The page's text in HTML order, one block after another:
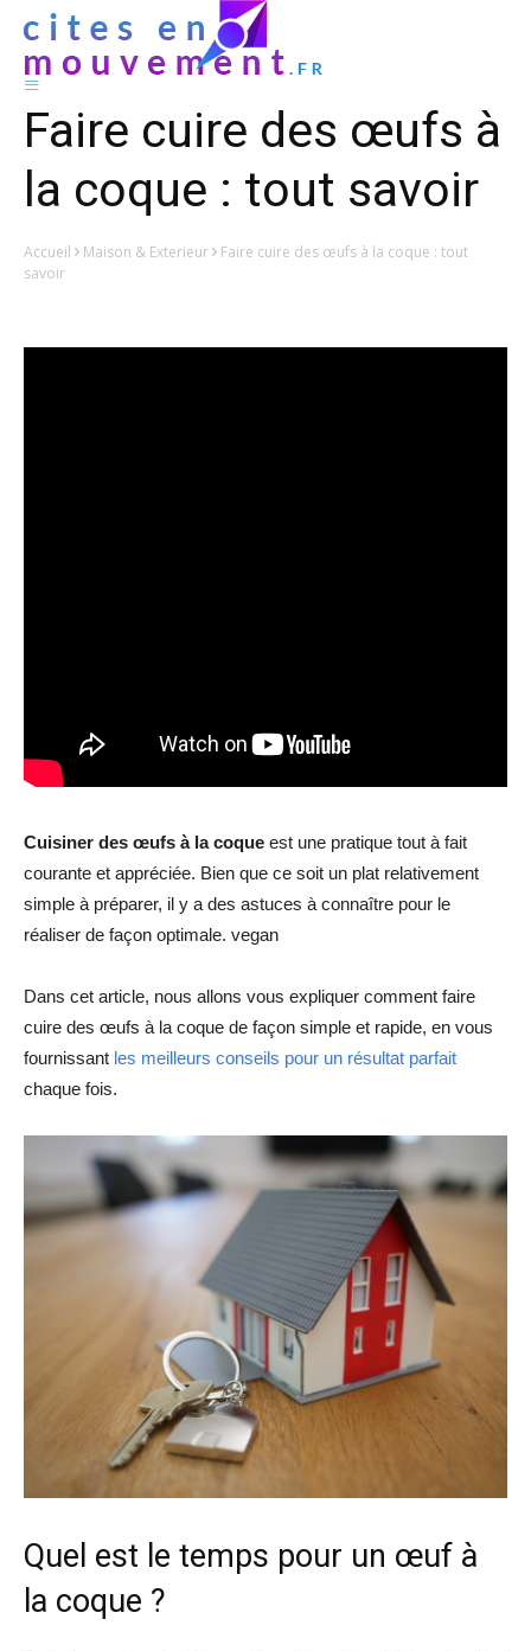
Faire cuire des œufs à
la coque : tout savoir
Accueil Maison & Exterieur
Faire cuire des œufs à la coque : tout
savoir
Cuisiner des œufs à la coque est une pratique tout à fait
courante et appréciée. Bien que ce soit un plat relativement
simple à préparer, il y a des astuces à connaître pour le
réaliser de façon optimale. vegan
Dans cet article, nous allons vous expliquer comment faire
cuire des œufs à la coque de façon simple et rapide, en vous
fournissant les meilleurs conseils pour un résultat parfait
chaque fois.
Quel est le temps pour un œuf à
la coque ?